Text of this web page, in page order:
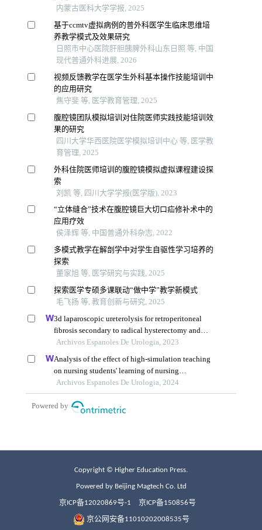
Copyright © Higher Education Press.
Powered by Beijing Magtech Co. Ltd
京ICP备12020869号-1 京ICP备150856号
京公网安备11010202008535号